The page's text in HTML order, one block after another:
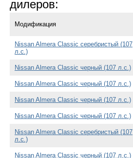
дилеров:
Модификация
Nissan Almera Classic серебристый (107
л.с.)
Nissan Almera Classic черный (107 л.с.)
Nissan Almera Classic черный (107 л.с.)
Nissan Almera Classic черный (107 л.с.)
Nissan Almera Classic черный (107 л.с.)
Nissan Almera Classic серебристый (107
л.с.)
Nissan Almera Classic черный (107 л.с.)